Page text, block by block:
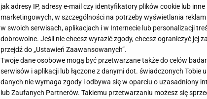
jak adresy IP, adresy e-mail czy identyfikatory plików cookie lub
marketingowych, w szczególności na potrzeby wyświetlania
w swoich serwisach, aplikacjach i w Internecie lub personalizacji
dobrowolne. Jeśli nie chcesz wyrazić zgody, chcesz ograniczyć jej
przejdź do „Ustawień Zaawansowanych”.
Twoje dane osobowe mogą być przetwarzane także do celów
serwisów i aplikacji lub łączone z danymi dot. świadczonych Tobie
danych nie wymaga zgody i odbywa się w oparciu o uzasadniony
lub Zaufanych Partnerów. Takiemu przetwarzaniu możesz się